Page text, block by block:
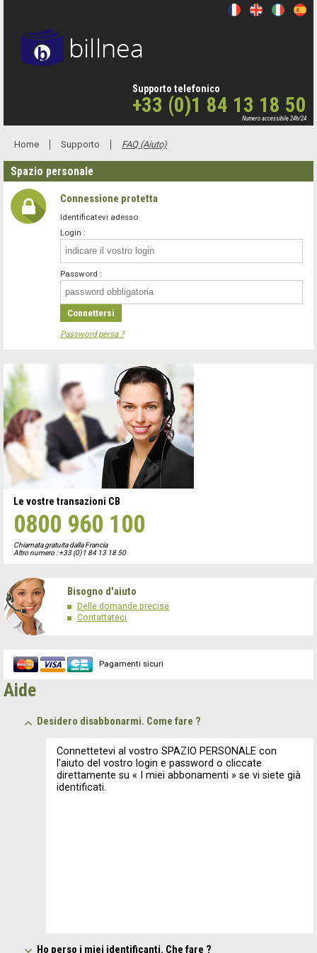
Supporto telefonico
+33 (0)1 84 13 18 50
Numero accessibile 24h/24
Home Supporto FAQ (Aiuto)
Spazio personale
Connessione protetta
Identificatevi adesso
Login :
Password :
Connettersi
Password persa ?
Le vostre transazioni CB
0800 960 100
Chiamata gratuita dalla Francia
Altro numero : +33 (0)1 84 13 18 50
Bisogno d'aiuto
Delle domande precise
Contattateci
Pagamenti sicuri
Aide
Desidero disabbonarmi. Come fare ?
Connettetevi al vostro SPAZIO PERSONALE con
l'aiuto del vostro login e password o cliccate
direttamente su « I miei abbonamenti » se vi siete già
identificati.
Ho perso i miei identificanti. Che fare ?